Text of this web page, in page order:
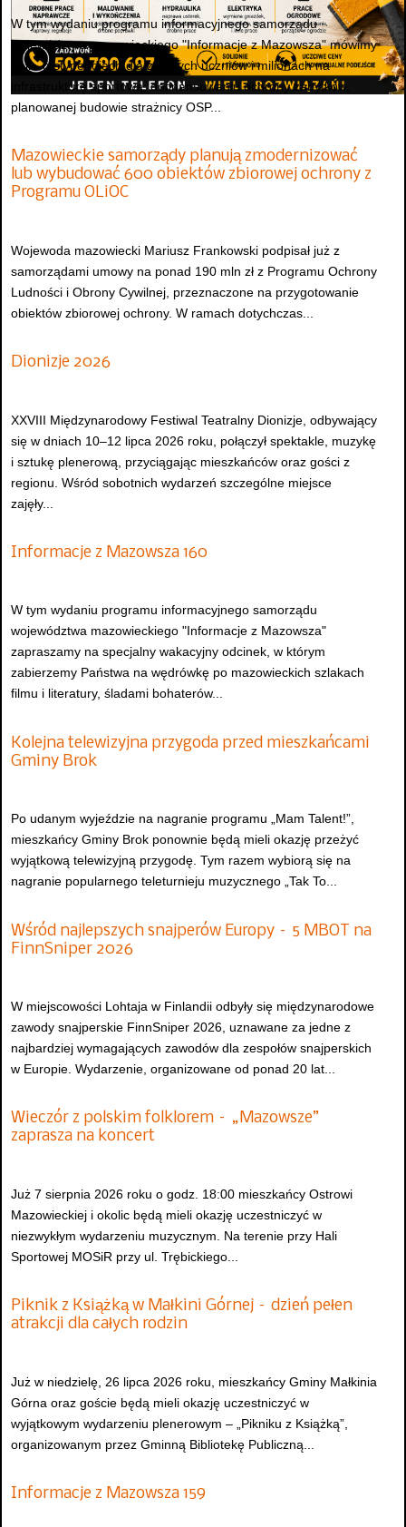
W tym wydaniu programu informacyjnego samorządu
województwa mazowieckiego "Informacje z Mazowsza" mówimy
m.in. o stypendiach dla zdolnych uczniów i milionach na
infrastrukturę sportową, dofinansowaniu ochrony zabytków,
planowanej budowie strażnicy OSP...
Mazowieckie samorządy planują zmodernizować
lub wybudować 600 obiektów zbiorowej ochrony z
Programu OLiOC
Wojewoda mazowiecki Mariusz Frankowski podpisał już z
samorządami umowy na ponad 190 mln zł z Programu Ochrony
Ludności i Obrony Cywilnej, przeznaczone na przygotowanie
obiektów zbiorowej ochrony. W ramach dotychczas...
Dionizje 2026
XXVIII Międzynarodowy Festiwal Teatralny Dionizje, odbywający
się w dniach 10–12 lipca 2026 roku, połączył spektakle, muzykę
i sztukę plenerową, przyciągając mieszkańców oraz gości z
regionu. Wśród sobotnich wydarzeń szczególne miejsce
zajęły...
Informacje z Mazowsza 160
W tym wydaniu programu informacyjnego samorządu
województwa mazowieckiego "Informacje z Mazowsza"
zapraszamy na specjalny wakacyjny odcinek, w którym
zabierzemy Państwa na wędrówkę po mazowieckich szlakach
filmu i literatury, śladami bohaterów...
Kolejna telewizyjna przygoda przed mieszkańcami
Gminy Brok
Po udanym wyjeździe na nagranie programu „Mam Talent!”,
mieszkańcy Gminy Brok ponownie będą mieli okazję przeżyć
wyjątkową telewizyjną przygodę. Tym razem wybiorą się na
nagranie popularnego teleturnieju muzycznego „Tak To...
Wśród najlepszych snajperów Europy – 5 MBOT na
FinnSniper 2026
W miejscowości Lohtaja w Finlandii odbyły się międzynarodowe
zawody snajperskie FinnSniper 2026, uznawane za jedne z
najbardziej wymagających zawodów dla zespołów snajperskich
w Europie. Wydarzenie, organizowane od ponad 20 lat...
Wieczór z polskim folklorem – „Mazowsze”
zaprasza na koncert
Już 7 sierpnia 2026 roku o godz. 18:00 mieszkańcy Ostrowi
Mazowieckiej i okolic będą mieli okazję uczestniczyć w
niezwykłym wydarzeniu muzycznym. Na terenie przy Hali
Sportowej MOSiR przy ul. Trębickiego...
Piknik z Książką w Małkini Górnej – dzień pełen
atrakcji dla całych rodzin
Już w niedzielę, 26 lipca 2026 roku, mieszkańcy Gminy Małkinia
Górna oraz goście będą mieli okazję uczestniczyć w
wyjątkowym wydarzeniu plenerowym – „Pikniku z Książką”,
organizowanym przez Gminną Bibliotekę Publiczną...
Informacje z Mazowsza 159